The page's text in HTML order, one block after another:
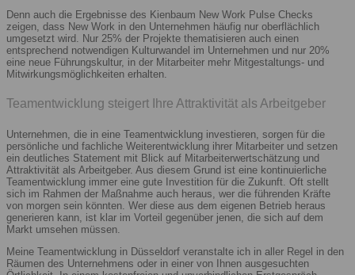
Denn auch die Ergebnisse des Kienbaum New Work Pulse Checks
zeigen, dass New Work in den Unternehmen häufig nur oberflächlich
umgesetzt wird. Nur 25% der Projekte thematisieren auch einen
entsprechend notwendigen Kulturwandel im Unternehmen und nur 20%
eine neue Führungskultur, in der Mitarbeiter mehr Mitgestaltungs- und
Mitwirkungsmöglichkeiten erhalten.
Teamentwicklung steigert Ihre Attraktivität als Arbeitgeber
Unternehmen, die in eine Teamentwicklung investieren, sorgen für die
persönliche und fachliche Weiterentwicklung ihrer Mitarbeiter und setzen
ein deutliches Statement mit Blick auf Mitarbeiterwertschätzung und
Attraktivität als Arbeitgeber. Aus diesem Grund ist eine kontinuierliche
Teamentwicklung immer eine gute Investition für die Zukunft. Oft stellt
sich im Rahmen der Maßnahme auch heraus, wer die führenden Kräfte
von morgen sein könnten. Wer diese aus dem eigenen Betrieb heraus
generieren kann, ist klar im Vorteil gegenüber jenen, die sich auf dem
Markt umsehen müssen.
Meine Teamentwicklung in Düsseldorf veranstalte ich in aller Regel in den
Räumen des Unternehmens oder in einer von Ihnen ausgesuchten